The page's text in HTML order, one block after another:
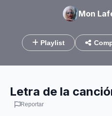
Mon
Playlist
Letra de la
Reportar